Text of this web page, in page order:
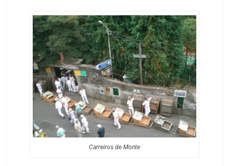
Carreiros de Monte